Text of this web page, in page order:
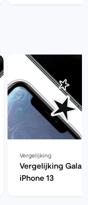
Vergelijking
Vergelijking
iPhone 13